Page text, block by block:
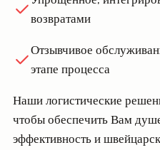
возвратами
Отзывчивое
этапе процесса
Наши логистические
чтобы обеспечить Вам
эффективность и